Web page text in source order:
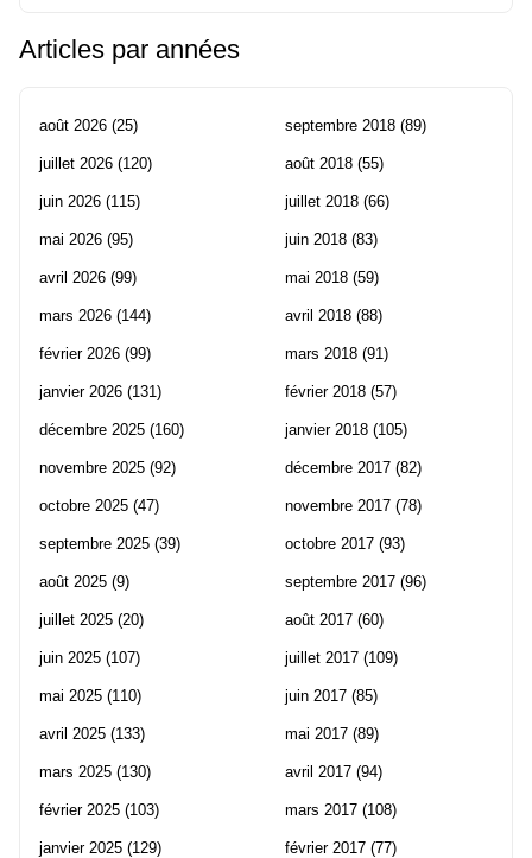
Articles par années
août 2026 (25)
juillet 2026 (120)
juin 2026 (115)
mai 2026 (95)
avril 2026 (99)
mars 2026 (144)
février 2026 (99)
janvier 2026 (131)
décembre 2025 (160)
novembre 2025 (92)
octobre 2025 (47)
septembre 2025 (39)
août 2025 (9)
juillet 2025 (20)
juin 2025 (107)
mai 2025 (110)
avril 2025 (133)
mars 2025 (130)
février 2025 (103)
janvier 2025 (129)
septembre 2018 (89)
août 2018 (55)
juillet 2018 (66)
juin 2018 (83)
mai 2018 (59)
avril 2018 (88)
mars 2018 (91)
février 2018 (57)
janvier 2018 (105)
décembre 2017 (82)
novembre 2017 (78)
octobre 2017 (93)
septembre 2017 (96)
août 2017 (60)
juillet 2017 (109)
juin 2017 (85)
mai 2017 (89)
avril 2017 (94)
mars 2017 (108)
février 2017 (77)